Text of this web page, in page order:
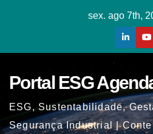
sex. ago 7th,
Portal ESG
ESG, Sustentabilidade,
Segurança Industrial |